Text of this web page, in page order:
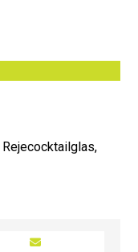
Rejecocktailglas,